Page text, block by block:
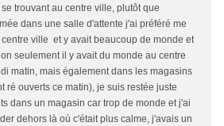
trouvant au centre ville, plutôt que
dans une salle d'attente j'ai préféré me
ville et y avait beaucoup de monde et
seulement il y avait du monde au centre
matin, mais également dans les magasins
ré ouverts ce matin), je suis restée juste
dans un magasin car trop de monde et j'ai
dehors là où c'était plus calme, j'avais un